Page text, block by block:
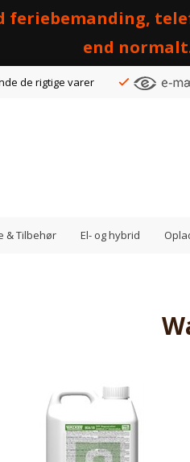
feriebemanding,
end
de rigtige varer
& Tilbehør El- og hybrid